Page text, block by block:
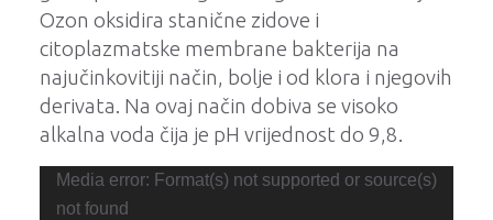
Ozon oksidira stanične zidove i
citoplazmatske membrane bakterija na
najučinkovitiji način, bolje i od klora i njegovih
derivata. Na ovaj način dobiva se visoko
alkalna voda čija je pH vrijednost do 9,8.
Reproduktor
videozapisa
Media error: Format(s) not supported or source(s)
not found